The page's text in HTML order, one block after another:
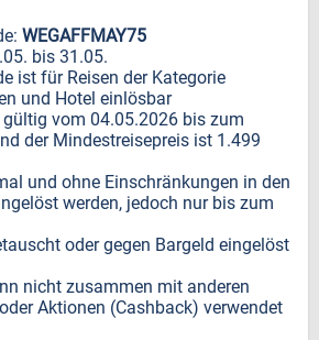
WEGAFFMAY75
bis 31.05.
ist für Reisen der Kategorie
und Hotel einlösbar
vom 04.05.2026 bis zum
der Mindestreisepreis ist 1.499
und ohne Einschränkungen in den
werden, jedoch nur bis zum
oder gegen Bargeld eingelöst
nicht zusammen mit anderen
Aktionen (Cashback) verwendet